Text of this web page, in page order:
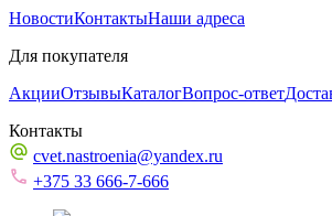
НовостиКонтактыНаши адреса
Для покупателя
АкцииОтзывыКаталогВопрос-ответ
Контакты
cvet.nastroenia@yandex.ru
+375 33 666-7-666